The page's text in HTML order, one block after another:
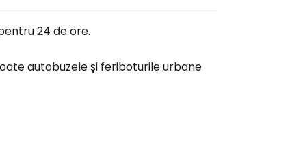
24 de ore.
autobuzele și feriboturile urbane